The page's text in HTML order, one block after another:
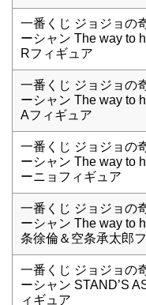
一番くじ ジョジョの
ーシャン The way to
Rフィギュア
一番くじ ジョジョの
ーシャン The way to
Aフィギュア
一番くじ ジョジョの
ーシャン The way to
ーニョフィギュア
一番くじ ジョジョの
ーシャン The way to
条徐倫＆空条承太郎
一番くじ ジョジョの
ーシャン STAND’S
ィギュア